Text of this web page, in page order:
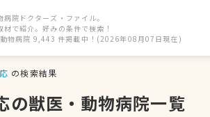
院ドクターズ・ファイル。
で紹介。好みの条件で検索！
物病院 9,443 件掲載中！(2026年08月07日現在)
の検索結果
の獣医・動物病院一覧